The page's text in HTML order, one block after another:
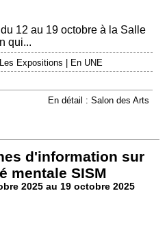
12 au 19 octobre à la Salle
qui...
Les Expositions
En UNE
En détail : Salon des Arts
d'information sur
mentale SISM
2025 au 19 octobre 2025